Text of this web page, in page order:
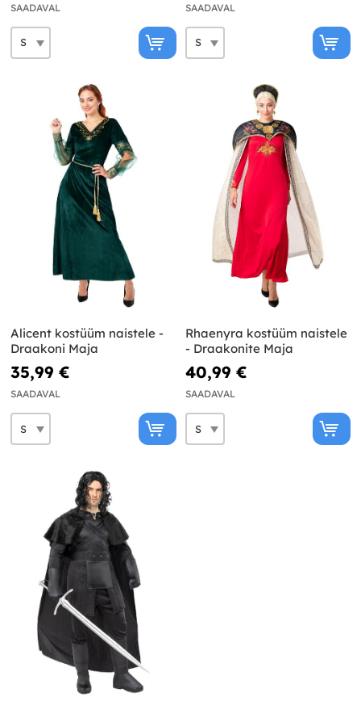
SAADAVAL SAADAVAL
Alicent kostüüm naistele -
Draakoni Maja
35,99 €
SAADAVAL
Rhaenyra kostüüm naistele
- Draakonite Maja
40,99 €
SAADAVAL